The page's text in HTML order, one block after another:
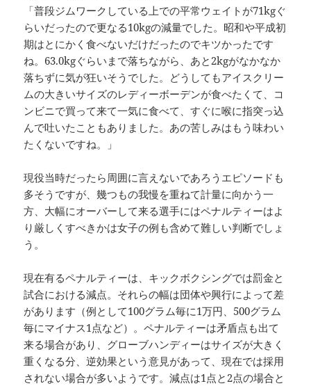
「普段ジムワークしている上での平常ウェイトが71kgぐ
らいだったので更なる10kgの減量でした。昭和や平成初
期はとにかく食べないだけだったのでキツかったです
ね。63.0kgぐらいまで落ちながら、あと2kgがなかなか
落ちずに気が狂いそうでした。どうしてもアイスクリー
ムの大きいサイズのレディーボーデンが食べたくて、コ
ンビニで買って来て一気に食べて、すぐに喉に指突っ込
んで吐いたこともありました。あの苦しみはもう味わい
たくないですね。」
現役当時だったら周囲に言えないであろうエピソードも
多そうですが、幾つもの我慢を重ねて計量に向かう一
方、大幅にオーバーして来る選手にはペナルティーはよ
り厳しくすべきかは女子の例も含めて難しい判断でしょ
う。
現在有るペナルティーは、キックボクシングでは罰金と
試合における減点。それらの幅は団体や興行によって差
があります（例として100グラム毎に1万円、500グラム
毎にマイナス1点など）。ペナルティーは矛盾点も出て
来る場合があり、グローブハンディーはサイズが大きく
重くなる分、逆効果という意見があって、現在では採用
されない場合が多いようです。減点は1点と2点の場合と